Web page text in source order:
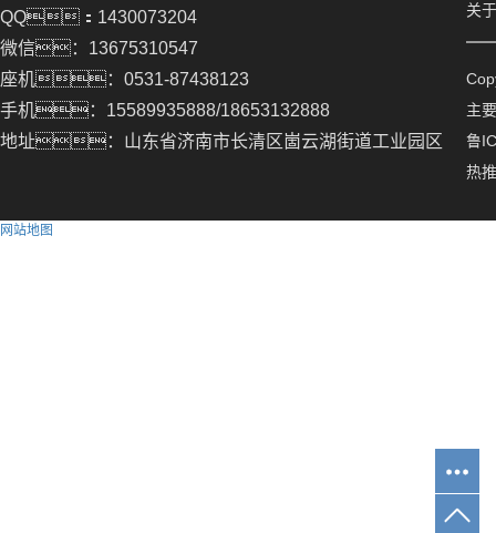
QQ：1430073204
微信：13675310547
座机：0531-87438123
手机：15589935888/18653132888
地址：山东省济南市长清区崮云湖街道工业园区
关
主
鲁
热
网站地图